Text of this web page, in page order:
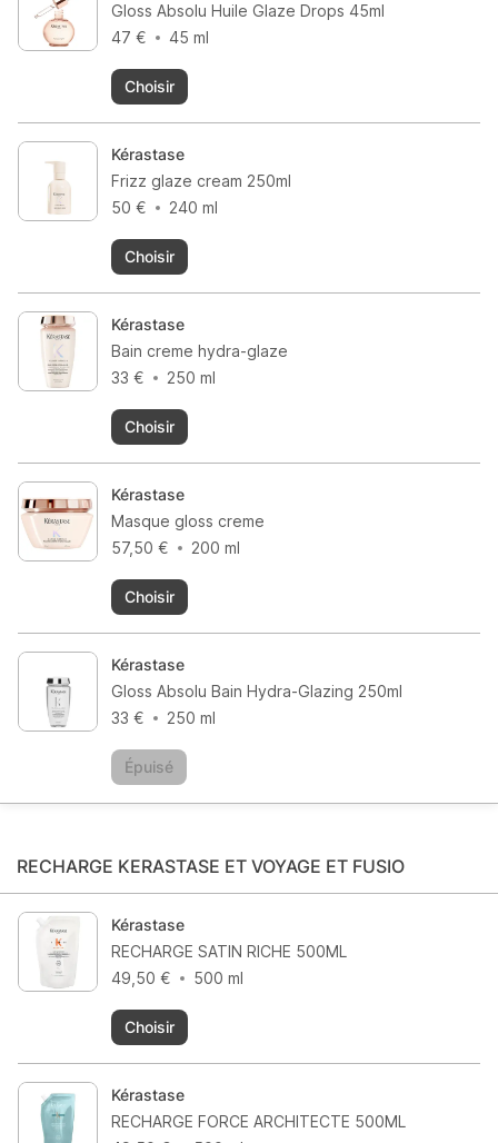
Gloss Absolu Huile Glaze Drops 45ml
47 €
45 ml
Choisir
Kérastase
Frizz glaze cream 250ml
50 €
240 ml
Choisir
Kérastase
Bain creme hydra-glaze
33 €
250 ml
Choisir
Kérastase
Masque gloss creme
57,50 €
200 ml
Choisir
Kérastase
Gloss Absolu Bain Hydra-Glazing 250ml
33 €
250 ml
Épuisé
RECHARGE KERASTASE ET VOYAGE ET FUSIO
Kérastase
RECHARGE SATIN RICHE 500ML
49,50 €
500 ml
Choisir
Kérastase
RECHARGE FORCE ARCHITECTE 500ML